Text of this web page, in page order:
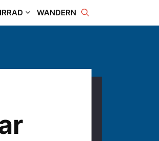
WANDERN